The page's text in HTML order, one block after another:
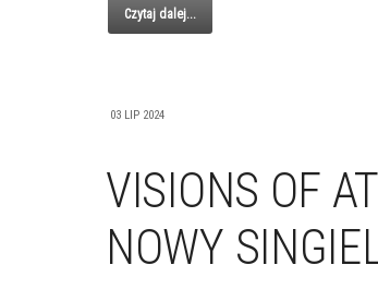
Czytaj dalej...
03 LIP 2024
VISIONS OF
NOWY